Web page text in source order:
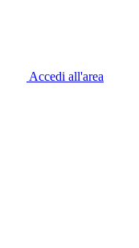
Accedi all'area